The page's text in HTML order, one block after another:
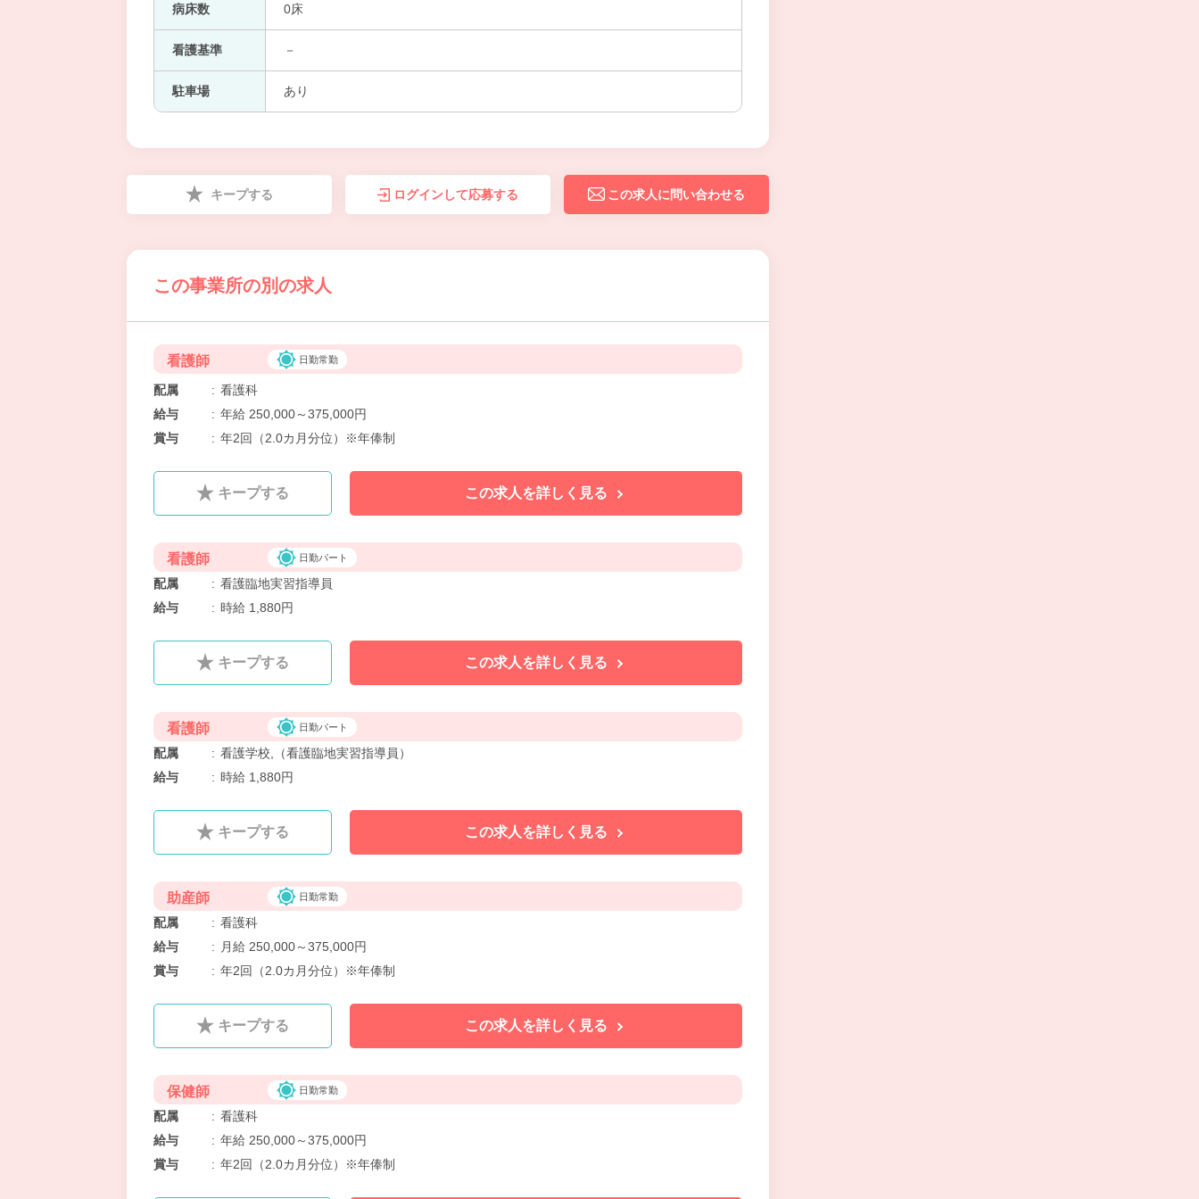
病床数 0床
看護基準 －
駐車場 あり
キープする ログインして応募する この求人に問い合わせる
この事業所の別の求人
看護師 日勤常勤
配属 : 看護科
給与
: 年給 250,000～375,000円
賞与
: 年2回（2.0カ月分位）※年俸制
キープする この求人を詳しく見る
看護師 日勤パート
配属 : 看護臨地実習指導員
給与
: 時給 1,880円
キープする この求人を詳しく見る
看護師 日勤パート
配属 : 看護学校,（看護臨地実習指導員）
給与
: 時給 1,880円
キープする この求人を詳しく見る
助産師 日勤常勤
配属 : 看護科
給与
:
月給 250,000～375,000円
賞与
: 年2回（2.0カ月分位）※年俸制
キープする この求人を詳しく見る
保健師 日勤常勤
配属 : 看護科
給与
: 年給 250,000～375,000円
賞与
: 年2回（2.0カ月分位）※年俸制